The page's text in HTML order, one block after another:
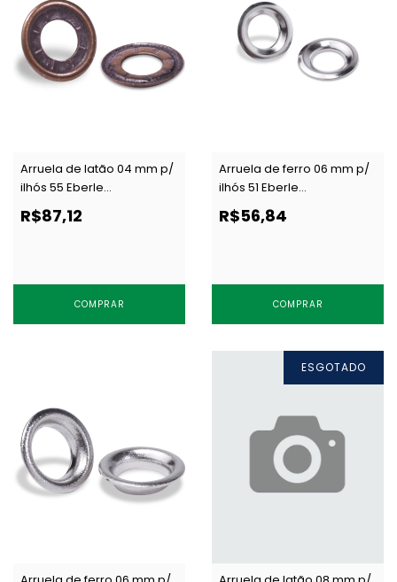
Arruela de latão 04 mm p/
ilhós 55 Eberle
AR.085.040.05.L OXI c/ 1000
un
R$87,12
COMPRAR
Arruela de ferro 06 mm p/
ilhós 51 Eberle
AR.105.060.05.F NIQ c/ 1000
un
R$56,84
COMPRAR
ESGOTADO